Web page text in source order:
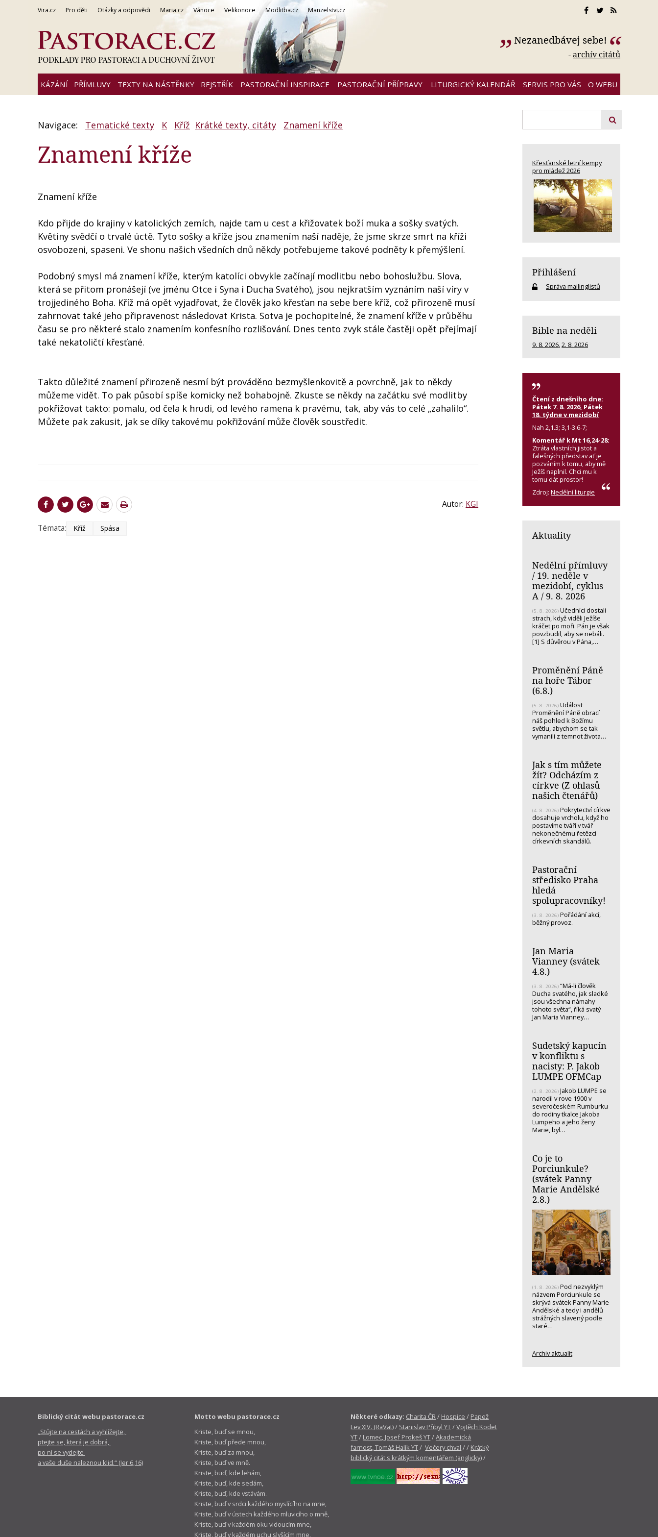
Vira.cz Pro děti Otázky a odpovědi Maria.cz Vánoce Velikonoce Modlitba.cz Manzelstvi.cz
Nezanedbávej sebe!
-archív citátů
KÁZÁNÍ PŘÍMLUVY TEXTY NA NÁSTĚNKY REJSTŘÍK PASTORAČNÍ INSPIRACE PASTORAČNÍ PŘÍPRAVY LITURGICKÝ KALENDÁŘ SERVIS PRO VÁS O WEBU
Navigace: Tematické texty K Kříž Krátké texty, citáty Znamení kříže
Znamení kříže
Znamení kříže
Kdo přijde do krajiny v katolických zemích, najde tam u cest a křižovatek boží muka a sošky svatých.
Květiny svědčí o trvalé úctě. Tyto sošky a kříže jsou znamením naší naděje, že jsme skrze smrt na kříži
osvobozeni, spaseni. Ve shonu našich všedních dnů někdy potřebujeme takové podněty k přemýšlení.
Podobný smysl má znamení kříže, kterým katolíci obvykle začínají modlitbu nebo bohoslužbu. Slova,
která se přitom pronášejí (ve jménu Otce i Syna i Ducha Svatého), jsou nejkratším vyznáním naší víry v
trojjediného Boha. Kříž má opět vyjadřovat, že člověk jako křesťan na sebe bere kříž, což přirozeně musí
zahrnovat také jeho připravenost následovat Krista. Sotva je pochopitelné, že znamení kříže v průběhu
času se pro některé stalo znamením konfesního rozlišování. Dnes tento zvyk stále častěji opět přejímají
také nekatoličtí křesťané.
Takto důležité znamení přirozeně nesmí být prováděno bezmyšlenkovitě a povrchně, jak to někdy
můžeme vidět. To pak působí spíše komicky než bohabojně. Zkuste se někdy na začátku své modlitby
pokřižovat takto: pomalu, od čela k hrudi, od levého ramena k pravému, tak, aby vás to celé „zahalilo“.
Můžete pak zakusit, jak se díky takovému pokřižování může člověk soustředit.
Autor: KGI
Témata: Kříž Spása
Křesťanské letní kempy
pro mládež 2026
Přihlášení
Správa mailinglistů
Bible na neděli
9. 8. 2026 2. 8. 2026
Čtení z dnešního dne:
Pátek 7. 8. 2026, Pátek
18. týdne v mezidobí
Nah 2,1.3; 3,1-3.6-7;
Komentář k Mt 16,24-28:
Ztráta vlastních jistot a
falešných představ ať je
pozváním k tomu, aby mě
Ježíš naplnil. Chci mu k
tomu dát prostor!
Zdroj: Nedělní liturgie
Aktuality
Nedělní přímluvy
/ 19. neděle v
mezidobí, cyklus
A / 9. 8. 2026
(5. 8. 2026) Učedníci dostali
strach, když viděli Ježíše
kráčet po moři. Pán je však
povzbudil, aby se nebáli.
[1] S důvěrou v Pána,…
Proměnění Páně
na hoře Tábor
(6.8.)
(5. 8. 2026) Událost
Proměnění Páně obrací
náš pohled k Božímu
světlu, abychom se tak
vymanili z temnot života…
Jak s tím můžete
žít? Odcházím z
církve (Z ohlasů
našich čtenářů)
(4. 8. 2026) Pokrytectví církve
dosahuje vrcholu, když ho
postavíme tváří v tvář
nekonečnému řetězci
církevních skandálů.
Pastorační
středisko Praha
hledá
spolupracovníky!
(3. 8. 2026) Pořádání akcí,
běžný provoz.
Jan Maria
Vianney (svátek
4.8.)
(3. 8. 2026) “Má-li člověk
Ducha svatého, jak sladké
jsou všechna námahy
tohoto světa“, říká svatý
Jan Maria Vianney…
Sudetský kapucín
v konfliktu s
nacisty: P. Jakob
LUMPE OFMCap
(2. 8. 2026) Jakob LUMPE se
narodil v rove 1900 v
severočeském Rumburku
do rodiny tkalce Jakoba
Lumpeho a jeho ženy
Marie, byl…
Co je to
Porciunkule?
(svátek Panny
Marie Andělské
2.8.)
(1. 8. 2026) Pod nezvyklým
názvem Porciunkule se
skrývá svátek Panny Marie
Andělské a tedy i andělů
strážných slavený podle
staré…
Archiv aktualit
Biblický citát webu pastorace.cz
„Stůjte na cestách a vyhlížejte,
ptejte se, která je dobrá,
po ní se vydejte
a vaše duše naleznou klid.“ (Jer 6,16)
Motto webu pastorace.cz
Kriste, buď se mnou,
Kriste, buď přede mnou,
Kriste, buď za mnou,
Kriste, buď ve mně.
Kriste, buď, kde lehám,
Kriste, buď, kde sedám,
Kriste, buď, kde vstávám.
Kriste, buď v srdci každého myslícího na mne,
Kriste, buď v ústech každého mluvicího o mně,
Kriste, buď v každém oku vidoucím mne,
Kriste, buď v každém uchu slyšícím mne.
Některé odkazy: Charita ČR/ Hospice / Papež
Lev XIV. (RaVat)/ Stanislav Přibyl YT/Vojtěch Kodet
YT/ Lomec, Josef Prokeš YT/Akademická
farnost, Tomáš Halík YT/Večery chval / / Krátký
biblický citát s krátkým komentářem (anglicky)/